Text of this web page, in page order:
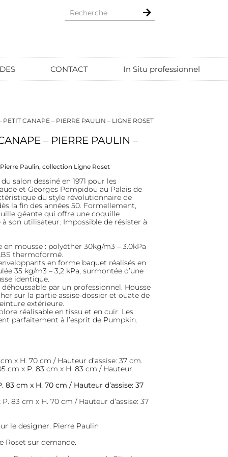
CONTACT In Situ professionnel
CANAPE – PIERRE PAULIN – LIGNE ROSET
– PIERRE PAULIN –
Paulin, collection Ligne Roset
salon dessiné en 1971 pour les
et Georges Pompidou au Palais de
du style révolutionnaire de
la fin des années 50. Formellement,
géante qui offre une coquille
son utilisateur. Impossible de résister à
mousse : polyéther 30kg/m3 – 3.0kPa
thermoformé.
en forme baquet réalisés en
35 kg/m3 – 3,2 kPa, surmontée d’une
identique.
par un professionnel. Housse
sur la partie assise-dossier et ouate de
extérieure.
réalisable en tissu et en cuir. Les
parfaitement à l’esprit de Pumpkin.
x H. 70 cm / Hauteur d’assise: 37 cm.
cm x P. 83 cm x H. 83 cm / Hauteur
83 cm x H. 70 cm / Hauteur d’assise: 37
83 cm x H. 70 cm / Hauteur d’assise: 37
le designer: Pierre Paulin
Roset sur demande.